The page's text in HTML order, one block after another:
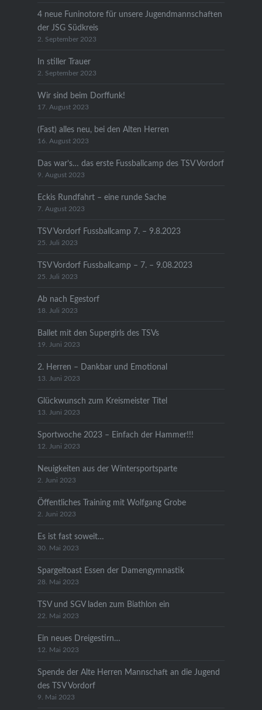
4 neue Funinotore für unsere Jugendmannschaften
der JSG Südkreis
2. September 2023
In stiller Trauer
2. September 2023
Wir sind beim Dorffunk!
17. August 2023
(Fast) alles neu, bei den Alten Herren
16. August 2023
Das war’s… das erste Fussballcamp des TSV Vordorf
9. August 2023
Eckis Rundfahrt – eine runde Sache
7. August 2023
TSV Vordorf Fussballcamp 7. – 9.8.2023
25. Juli 2023
TSV Vordorf Fussballcamp – 7. – 9.08.2023
25. Juli 2023
Ab nach Egestorf
18. Juli 2023
Ballet mit den Supergirls des TSVs
19. Juni 2023
2. Herren – Dankbar und Emotional
13. Juni 2023
Glückwunsch zum Kreismeister Titel
13. Juni 2023
Sportwoche 2023 – Einfach der Hammer!!!
12. Juni 2023
Neuigkeiten aus der Wintersportsparte
2. Juni 2023
Öffentliches Training mit Wolfgang Grobe
2. Juni 2023
Es ist fast soweit…
30. Mai 2023
Spargeltoast Essen der Damengymnastik
28. Mai 2023
TSV und SGV laden zum Biathlon ein
22. Mai 2023
Ein neues Dreigestirn…
12. Mai 2023
Spende der Alte Herren Mannschaft an die Jugend
des TSV Vordorf
9. Mai 2023